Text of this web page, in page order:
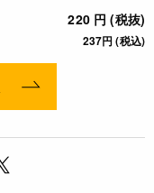
220 円 (税抜)
237円 (税込)